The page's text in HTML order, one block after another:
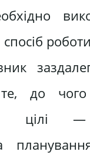
до
цілі